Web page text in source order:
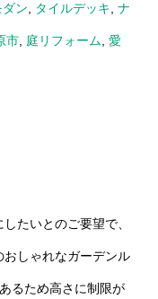
ン タイルデッキ ナ
市, 庭リフォーム 愛
たいとのご要望で、
しゃれなガーデンル
るため高さに制限が